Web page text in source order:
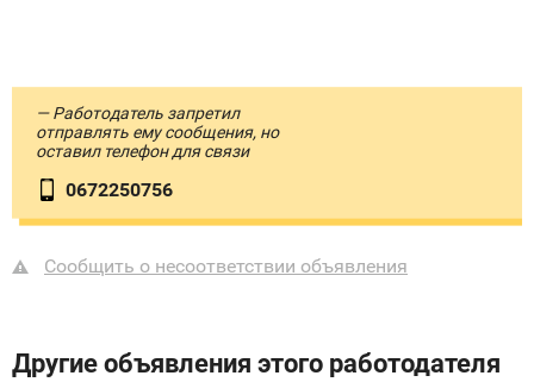
— Работодатель запретил
отправлять ему сообщения, но
оставил телефон для связи
0672250756
Сообщить о несоответствии объявления
Другие объявления этого работодателя